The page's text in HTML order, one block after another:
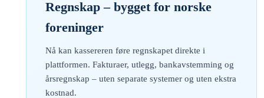
Regnskap – bygget for norske
foreninger
Nå kan kassereren føre regnskapet direkte i
plattformen. Fakturaer, utlegg, bankavstemming og
årsregnskap – uten separate systemer og uten ekstra
kostnad.